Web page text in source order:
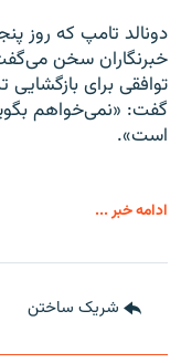
خبرنگاران سخن
توافقی برای
گفت: «نمی‌خواهم
است».
ادامه خبر ...
شریک ساختن